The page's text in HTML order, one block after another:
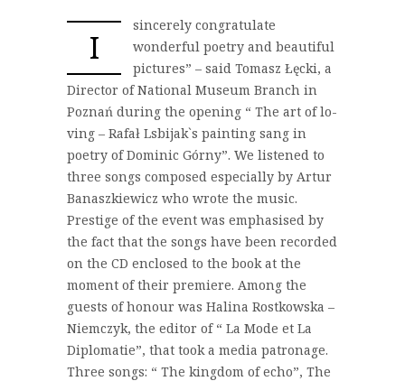
I
sincerely congratulate
wonderful poetry and beautiful
pictures” – said Tomasz Łęcki, a
Director of National Museum Branch in
Poznań during the opening “ The art of lo-
ving – Rafał Lsbijak`s painting sang in
poetry of Dominic Górny”. We listened to
three songs composed especially by Artur
Banaszkiewicz who wrote the music.
Prestige of the event was emphasised by
the fact that the songs have been recorded
on the CD enclosed to the book at the
moment of their premiere. Among the
guests of honour was Halina Rostkowska –
Niemczyk, the editor of “ La Mode et La
Diplomatie”, that took a media patronage.
Three songs: “ The kingdom of echo”, The